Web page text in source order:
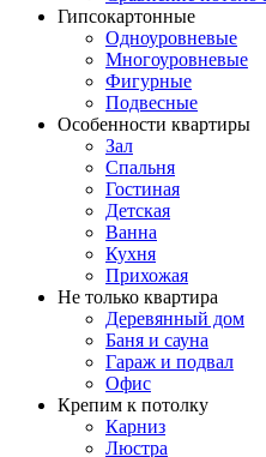
Гипсокартонные
Одноуровневые
Многоуровневые
Фигурные
Подвесные
Особенности квартиры
Зал
Спальня
Гостиная
Детская
Ванна
Кухня
Прихожая
Не только квартира
Деревянный дом
Баня и сауна
Гараж и подвал
Офис
Крепим к потолку
Карниз
Люстра